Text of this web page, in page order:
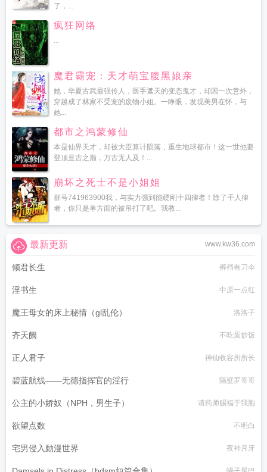
了，...
疯狂网络
...
魔君霸宠：天才萌宝腹黑娘亲
她，华夏古武最强传人，医手遮天的变态鬼才，却因一次意外，
穿越成了林家不受宠的废物小姐。一睁眼，发现美男在怀，与
她...
都市之鸿蒙修仙
本是仙界天才，却被大臣算计陨落，重生地球都市！这一世他要
登顶亘古之巅，万古无人及！...
崩坏之死士不是小姐姐
群号741963900我，与实力强到能硬刚十四律者！除了千人律
者，你只是单方面的被吊打了吧。我教...
www.kw36.com
最新更新
倾君长生 裤裆有刀伞
淫书生 中原一点红
魔王母女的床上秘情（gl乱伦） 洛洛子
齐天阙 不吃蛋炒饭
正人君子 神仙收容所所长
碧蓝航线——无德指挥官的淫行 隔壁罗哥哥
公主的小娇奴（NPH，男生子） 请药师赐福于我胞
欲望点数 不明白
宅男侵入動漫世界 夜神月牙